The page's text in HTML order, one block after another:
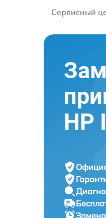
Сервисный
HP